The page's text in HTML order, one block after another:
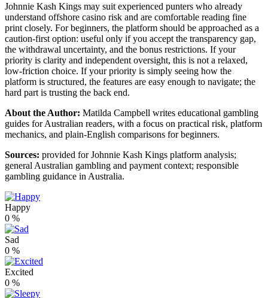
Johnnie Kash Kings may suit experienced punters who already
understand offshore casino risk and are comfortable reading fine
print closely. For beginners, the platform should be approached as a
caution-first option: useful only if you accept the transparency gap,
the withdrawal uncertainty, and the bonus restrictions. If your
priority is clarity and independent oversight, this is not a relaxed,
low-friction choice. If your priority is simply seeing how the
platform is structured, the features are easy enough to navigate; the
hard part is trusting the back end.
About the Author: Matilda Campbell writes educational gambling
guides for Australian readers, with a focus on practical risk, platform
mechanics, and plain-English comparisons for beginners.
Sources: provided for Johnnie Kash Kings platform analysis;
general Australian gambling and payment context; responsible
gambling guidance in Australia.
Happy
0 %
Sad
0 %
Excited
0 %